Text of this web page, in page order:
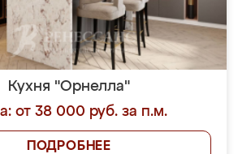
Кухня "Орнелла"
от 38 000 руб. за п.м.
ПОДРОБНЕЕ